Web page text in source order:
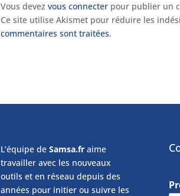
Vous devez vous connecter pour publier un
Ce site utilise Akismet pour réduire les
commentaires sont traitées.
L’équipe de Samsa.fr aime
travailler avec les nouveaux
outils et en réseau depuis des
années pour initier ou suivre les